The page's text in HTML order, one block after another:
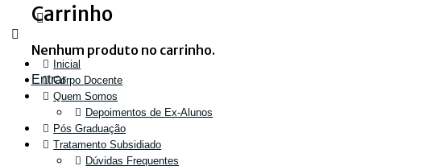
Carrinho
Nenhum produto no carrinho.
Entrar
Inicial
Corpo Docente
Quem Somos
Depoimentos de Ex-Alunos
Pós Graduação
Tratamento Subsidiado
Dúvidas Frequentes